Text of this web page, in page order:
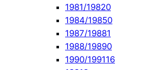
1981/19820
1984/19850
1987/19881
1988/19890
1990/199116